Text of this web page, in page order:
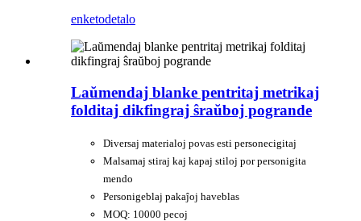
enketodetalo
Laŭmendaj blanke pentritaj metrikaj
folditaj dikfingraj ŝraŭboj pogrande
Diversaj materialoj povas esti personecigitaj
Malsamaj stiraj kaj kapaj stiloj por personigita
mendo
Personigeblaj pakaĵoj haveblas
MOQ: 10000 pecoj